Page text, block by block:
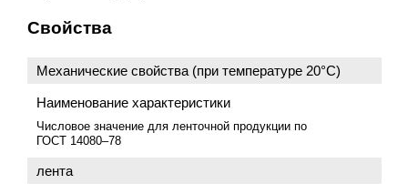
Свойства
Механические свойства (при температуре 20°C)
Наименование характеристики
Числовое значение для ленточной продукции по
ГОСТ 14080–78
лента